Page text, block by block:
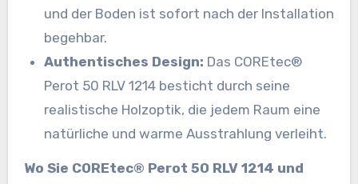
und der Boden ist sofort nach der Installation
begehbar.
Authentisches Design: Das COREtec®
Perot 50 RLV 1214 besticht durch seine
realistische Holzoptik, die jedem Raum eine
natürliche und warme Ausstrahlung verleiht.
Wo Sie COREtec® Perot 50 RLV 1214 und